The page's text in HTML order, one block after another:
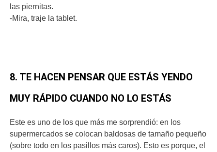
las piernitas.
-Mira, traje la tablet.
8. TE HACEN PENSAR QUE ESTÁS YENDO
MUY RÁPIDO CUANDO NO LO ESTÁS
Este es uno de los que más me sorprendió: en los
supermercados se colocan baldosas de tamaño pequeño
(sobre todo en los pasillos más caros). Esto es porque, el